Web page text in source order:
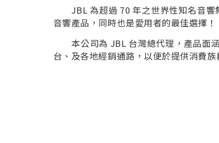
JBL 為超過 70 年之世界性知名音響
音響產品，同時也是愛用者的最佳選擇！
本公司為 JBL 台灣總代理，產品面涵
台、及各地經銷通路，以便於提供消費